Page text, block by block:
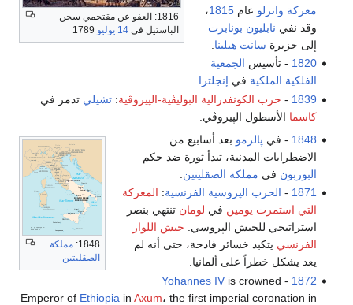
1816: العفو عن مقتحمي سجن
الباستيل في 14 يوليو
معركة واترلو عام1815،
وقد نفي نابليون بونابرت
إلى جزيرة سانت هيلينا
1820 - تأسيس الجمعية
الفلكية الملكية في إنجلترا.
1839
- حرب الكونفدرالية البوليڤية-الپيروڤية:تشيلي تدمر في
كاسما الأسطول الپيروڤي.
1848: مملكة
الصقليتين
1848 - في پالرمو بعد أسابيع من
الاضطرابات المدنية، تبدأ ثورة ضد حكم
البوربون في مملكة الصقليتين
1871
- الحرب الپروسية الفرنسية: المعركة
التي استمرت يومين في لومان تنتهي بنصر
استراتيجي للجيش الپروسي. جيش اللوار
الفرنسي يتكبد خسائر فادحة، حتى أنه لم
يعد يشكل خطراً على ألمانيا.
1872
-
Yohannes IVis crowned
Emperor of Ethiopia in Axum، the first imperial coronation in